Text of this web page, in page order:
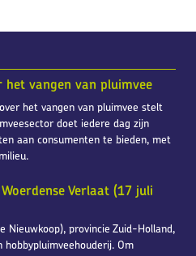
vangen van pluimvee
het vangen van pluimvee stelt
doet iedere dag zijn
aan consumenten te bieden, met
Verlaat (17 juli
Nieuwkoop), provincie Zuid-Holland,
Om